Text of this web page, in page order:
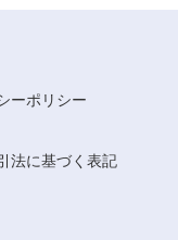
ーポリシー
法に基づく表記